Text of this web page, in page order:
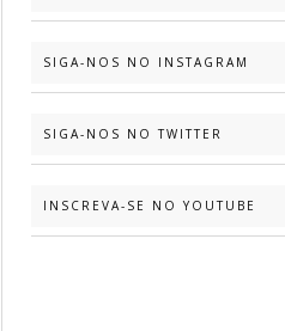
SIGA-NOS NO INSTAGRAM
SIGA-NOS NO TWITTER
INSCREVA-SE NO YOUTUBE